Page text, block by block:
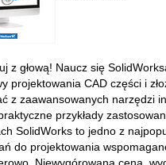
z głową! Naucz się
projektowania CAD części i
z zaawansowanych narzędzi
przykłady
SolidWorks to jedno z
do projektowania